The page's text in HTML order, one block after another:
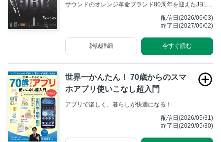
サウンドのオレンジ革命ブランド80周年を迎えたJBL。
せないスピーカーを始め、Bluetoothヘッドホンやイヤ
ホン、業務用サウンドシステム、サウンドバーなどな
ど、この世界的ブランドのプロダクトとクリエイティビ
ティを徹底取材した永久保存版特集。
配信日(2026/06/03)
終了日(2027/06/02)
今すぐ読む
雑誌詳細
世界一かんたん！ 70歳からのスマ
ホアプリ使いこなし超入門
アプリで楽しく、暮らしが快適になる！
配信日(2026/05/31)
終了日(2029/05/30)